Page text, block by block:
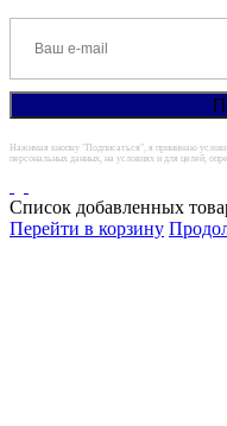
Нажимая кнопку "Подписаться", я принимаю
персональных данных, на условиях и для целей,
Список добавленных
Перейти в корзину